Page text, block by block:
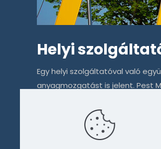
Helyi
Egy helyi szolgáltatóval való
anyagmozgatást is jelent. Pest
során gyakran
vidékről érkező cég ilyenkor
Nem elhanyagolható